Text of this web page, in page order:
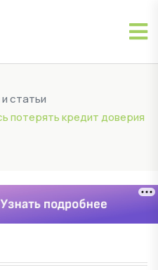
статьи
потерять кредит доверия